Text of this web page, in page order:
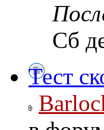
Сб
Тест